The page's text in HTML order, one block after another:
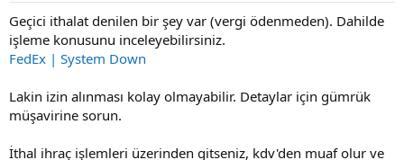
Geçici ithalat denilen bir şey var (vergi ödenmeden). Dahilde
işleme konusunu inceleyebilirsiniz.
FedEx | System Down
Lakin izin alınması kolay olmayabilir. Detaylar için gümrük
müşavirine sorun.
İthal ihraç işlemleri üzerinden gitseniz, kdv'den muaf olur ve